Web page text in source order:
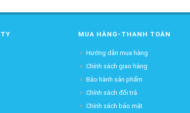
MUA HÀNG-THANH TOÁN
Hướng dẫn mua hàng
Chính sách giao hàng
Bảo hành sản phẩm
Chính sách đổi trả
Chính sách bảo mật